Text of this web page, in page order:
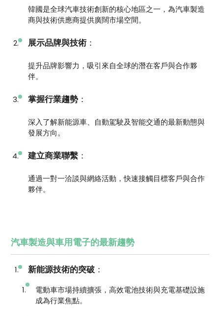
韓國是全球汽車技術創新的核心地區之一，為汽車製造
商與技術供應商提供廣闊市場空間。
展示品牌與技術：
提升品牌影響力，吸引來自全球的潛在客戶與合作夥
伴。
掌握行業趨勢 ：
深入了解新能源車、自動駕駛及智能交通的最新動態與
發展方向。
建立商業聯繫 ：
通過一對一洽談與網絡活動，快速接觸目標客戶與合作
夥伴。
汽車製造與車用電子的最新趨勢
新能源技術的突破 ：
電動車市場持續擴張，高效電池技術與充電基礎設施
成為行業焦點。